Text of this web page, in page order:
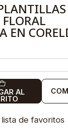
EN
AL
de favoritos